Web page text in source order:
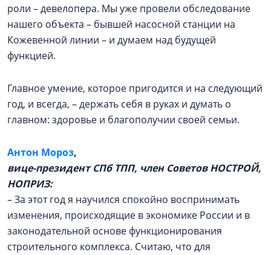
роли – девелопера. Мы уже провели обследование
нашего объекта – бывшей насосной станции на
Кожевенной линии – и думаем над будущей
функцией.
Главное умение, которое пригодится и на следующий
год, и всегда, – держать себя в руках и думать о
главном: здоровье и благополучии своей семьи.
Антон Мороз,
вице-президент СПб ТПП, член Советов НОСТРОЙ,
НОПРИЗ:
– За этот год я научился спокойно воспринимать
изменения, происходящие в экономике России и в
законодательной основе функционирования
строительного комплекса. Считаю, что для